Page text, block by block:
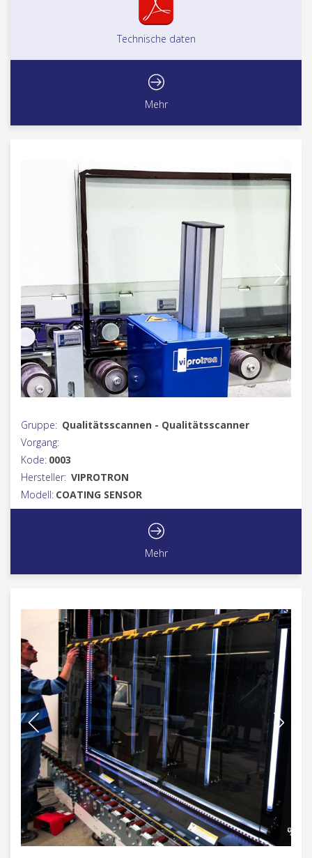
Technische daten
Mehr
Gruppe: Qualitätsscannen - Qualitätsscanner
Vorgang:
Kode: 0003
Hersteller: VIPROTRON
Modell: COATING SENSOR
Mehr